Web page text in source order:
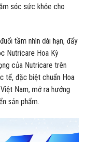
sóc sức khỏe cho
tầm nhìn dài hạn, đẩy
Nutricare Hoa Kỳ
của Nutricare trên
tế, đặc biệt chuẩn Hoa
Nam, mở ra hướng
sản phẩm.